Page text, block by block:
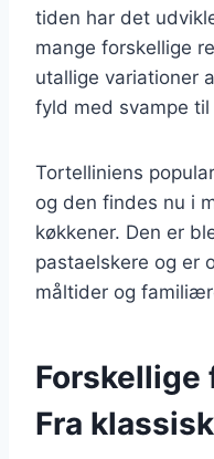
tiden har det
mange forskellige
utallige variationer
fyld med svampe
Tortelliniens
og den findes nu i
køkkener. Den er
pastaelskere og er
måltider og
Fra